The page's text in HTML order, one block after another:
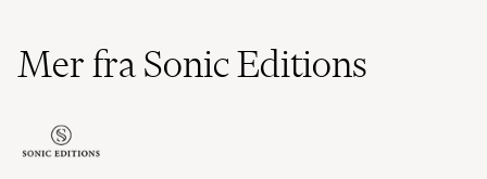
Mer fra Sonic Editions